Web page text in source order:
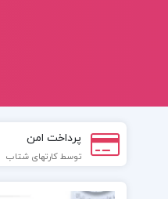
پرداخت امن
توسط کارتهای شتاب